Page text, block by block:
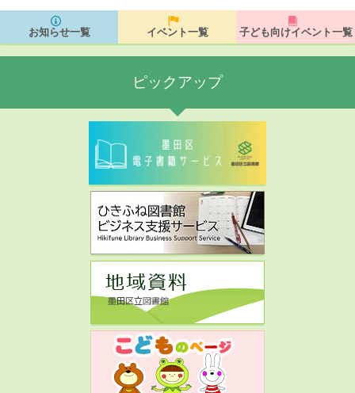
お知らせ一覧 イベント一覧 子ども向けイベント一覧
ピックアップ